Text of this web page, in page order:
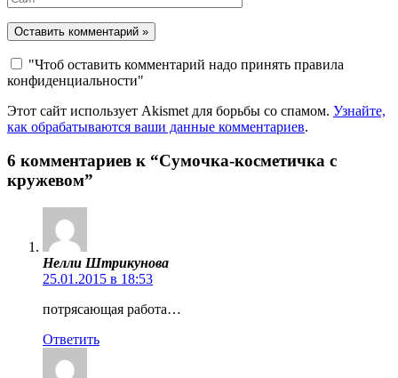
"Чтоб оставить комментарий надо принять правила
конфиденциальности"
Этот сайт использует Akismet для борьбы со спамом. Узнайте,
как обрабатываются ваши данные комментариев.
6 комментариев к “Сумочка-косметичка с
кружевом”
Нелли Штрикунова
25.01.2015 в 18:53
потрясающая работа…
Ответить